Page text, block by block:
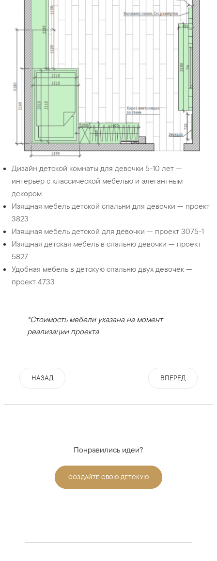
Дизайн детской комнаты для девочки 5-10 лет —
интерьер с классической мебелью и элегантным
декором
Изящная мебель детской спальни для девочки — проект
3823
Изящная мебель детской для девочки — проект 3075-1
Изящная детская мебель в спальню девочки — проект
5827
Удобная мебель в детскую спальню двух девочек —
проект 4733
*Стоимость мебели указана на момент
реализации проекта
НАЗАД ВПЕРЕД
Понравились идеи?
СОЗДАЙТЕ СВОЮ ДЕТСКУЮ